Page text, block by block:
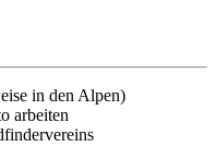
in den Alpen)
arbeiten